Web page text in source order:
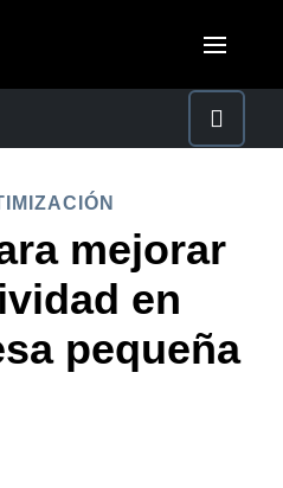
(Français)
(Español)
(Português)
Kingdom (English)
(Français)
PACIFIC
(English)
(English)
mejorar
en
pequeña